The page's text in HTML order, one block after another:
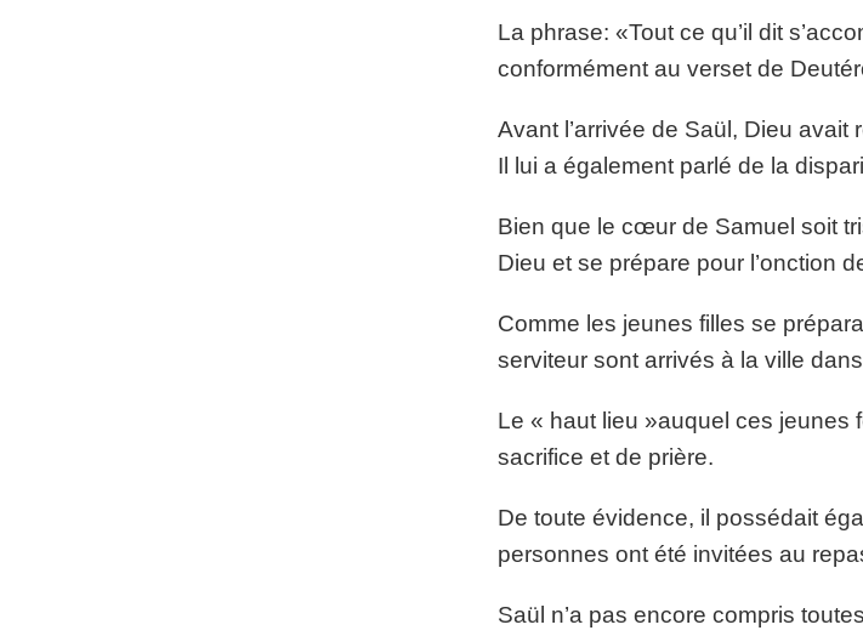
La phrase: «Tout ce qu’il dit
conformément au verset de
Avant l’arrivée de Saül, Dieu avait
Il lui a également parlé de la
Bien que le cœur de Samuel soit
Dieu et se prépare pour l’onction
Comme les jeunes filles se
serviteur sont arrivés à la ville
Le « haut lieu »auquel ces jeunes
sacrifice et de prière.
De toute évidence, il possédait
personnes ont été invitées au
Saül n’a pas encore compris